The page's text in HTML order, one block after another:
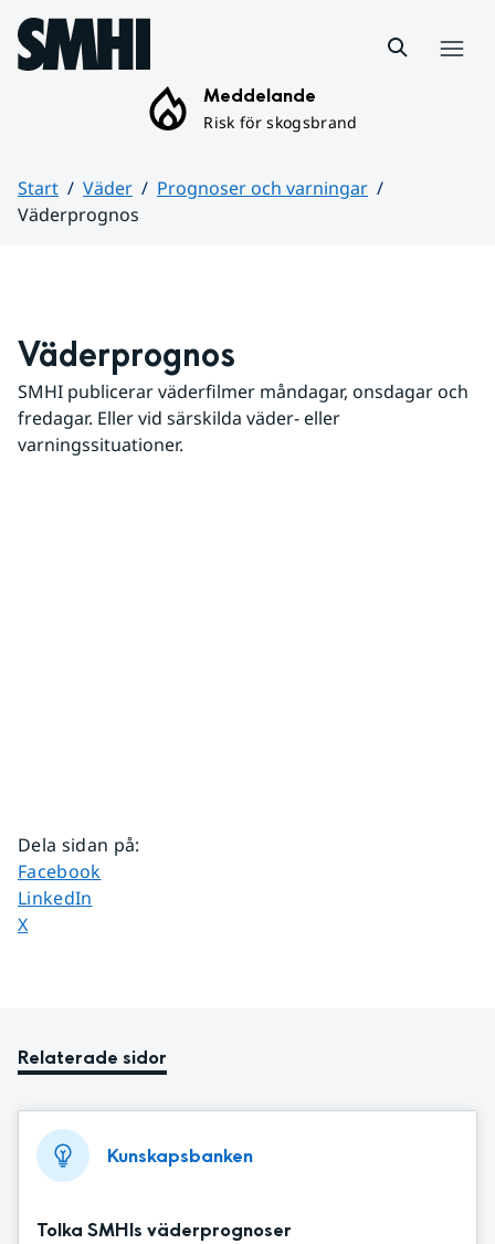
Hoppa till sidans innehåll
Meddelande
Risk för skogsbrand
Start Väder
Prognoser och varningar
Väderprognos
Väderprognos
SMHI publicerar väderfilmer måndagar, onsdagar och
fredagar. Eller vid särskilda väder- eller
varningssituationer.
Dela sidan på:
Dela sidan på
Facebook
Dela sidan på
LinkedIn
Dela sidan på
X
Relaterade sidor
Kunskapsbanken
Tolka SMHIs väderprognoser